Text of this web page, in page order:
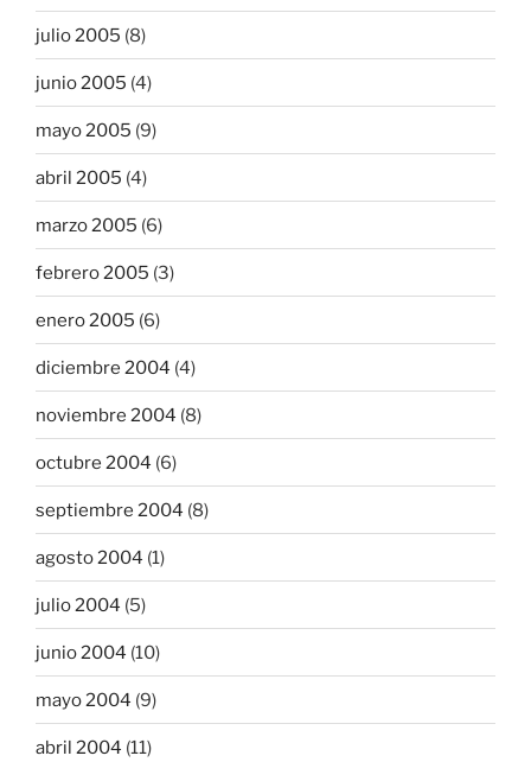
julio 2005 (8)
junio 2005 (4)
mayo 2005 (9)
abril 2005 (4)
marzo 2005 (6)
febrero 2005 (3)
enero 2005 (6)
diciembre 2004 (4)
noviembre 2004 (8)
octubre 2004 (6)
septiembre 2004 (8)
agosto 2004 (1)
julio 2004 (5)
junio 2004 (10)
mayo 2004 (9)
abril 2004 (11)